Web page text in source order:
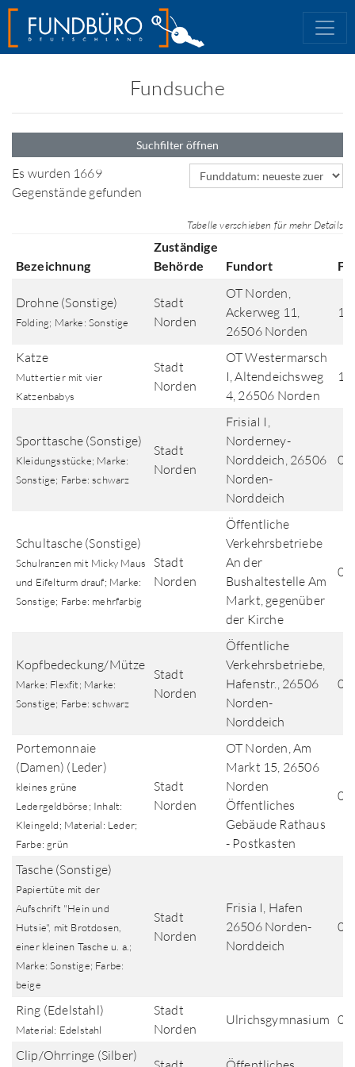
Fundsuche
Suchfilter öffnen
Es wurden 1669
Gegenstände gefunden
Sortierfeld
Tabelle verschieben für mehr Details
Bezeichnung
Zuständige
Behörde
Fundort
Drohne (Sonstige)
Folding; Marke: Sonstige
Stadt
Norden
OT Norden,
Ackerweg 11,
26506 Norden
Katze
Muttertier mit vier
Katzenbabys
Stadt
Norden
OT Westermarsch
I, Altendeichsweg
4, 26506 Norden
Sporttasche (Sonstige)
Kleidungsstücke; Marke:
Sonstige; Farbe: schwarz
Stadt
Norden
FrisiaI I,
Norderney-
Norddeich, 26506
Norden-
Norddeich
Schultasche (Sonstige)
Schulranzen mit Micky Maus
und Eifelturm drauf; Marke:
Sonstige; Farbe: mehrfarbig
Stadt
Norden
Öffentliche
Verkehrsbetriebe
An der
Bushaltestelle Am
Markt, gegenüber
der Kirche
Kopfbedeckung/Mütze
Marke: Flexfit; Marke:
Sonstige; Farbe: schwarz
Stadt
Norden
Öffentliche
Verkehrsbetriebe,
Hafenstr., 26506
Norden-
Norddeich
Portemonnaie
(Damen) (Leder)
kleines grüne
Ledergeldbörse; Inhalt:
Kleingeld; Material: Leder;
Farbe: grün
Stadt
Norden
OT Norden, Am
Markt 15, 26506
Norden
Öffentliches
Gebäude Rathaus
- Postkasten
Tasche (Sonstige)
Papiertüte mit der
Aufschrift "Hein und
Hutsie", mit Brotdosen,
einer kleinen Tasche u. a.;
Marke: Sonstige; Farbe:
beige
Stadt
Norden
Frisia I, Hafen
26506 Norden-
Norddeich
Ring (Edelstahl)
Material: Edelstahl
Stadt
Norden
Ulrichsgymnasium
Clip/Ohrringe (Silber)